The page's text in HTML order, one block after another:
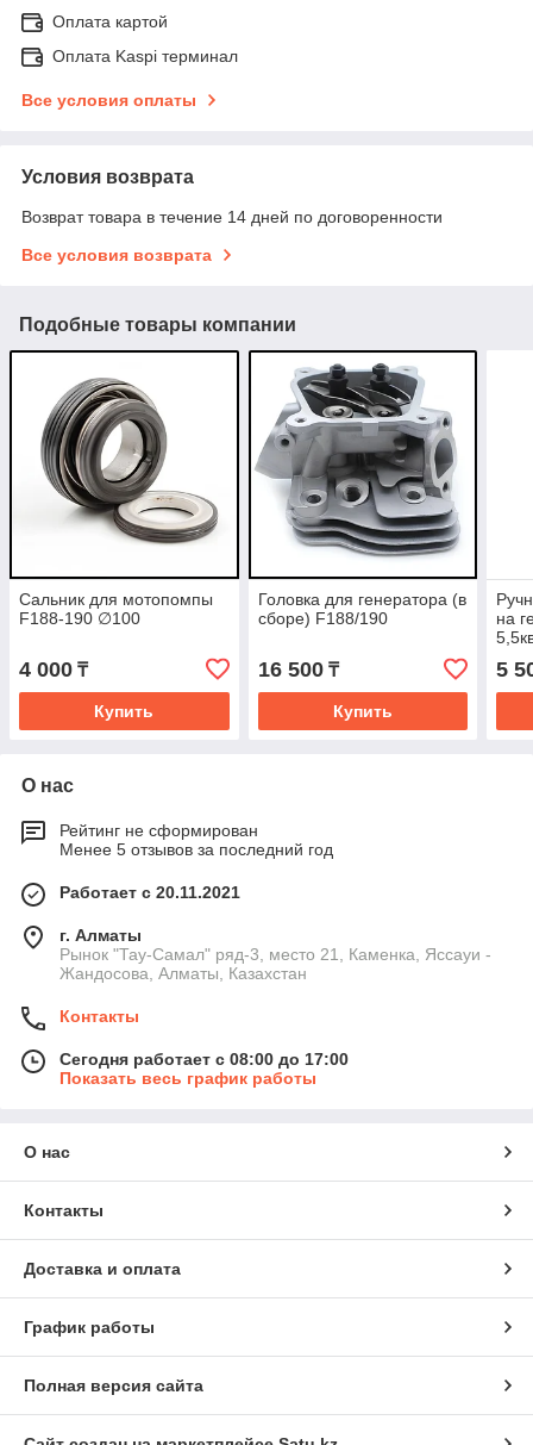
Оплата картой
Оплата Kaspi терминал
Все условия оплаты
Условия возврата
Возврат товара в течение 14 дней по договоренности
Все условия возврата
Подобные товары компании
Сальник для мотопомпы
F188-190 ∅100
4 000 ₸
Купить
Головка для генератора (в
сборе) F188/190
16 500₸
Купить
на
5
О нас
Рейтинг не сформирован
Менее 5 отзывов за последний год
Работает с 20.11.2021
г. Алматы
Рынок "Тау-Самал" ряд-3, место 21, Каменка, Яссауи -
Жандосова, Алматы, Казахстан
Контакты
Сегодня работает с 08:00 до 17:00
Показать весь график работы
О нас
Контакты
Доставка и оплата
График работы
Полная версия сайта